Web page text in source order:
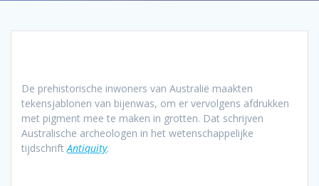
De prehistorische inwoners van Australië maakten
tekensjablonen van bijenwas, om er vervolgens afdrukken
met pigment mee te maken in grotten. Dat schrijven
Australische archeologen in het wetenschappelijke
tijdschriftAntiquity.